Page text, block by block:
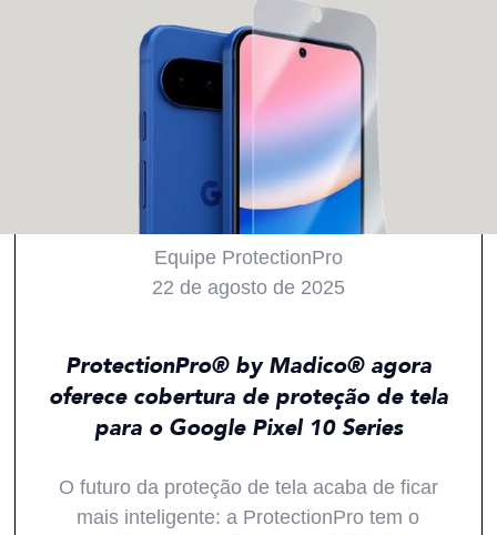
Equipe ProtectionPro
22 de agosto de 2025
ProtectionPro® by Madico® agora
oferece cobertura de proteção de tela
para o Google Pixel 10 Series
O futuro da proteção de tela acaba de ficar
mais inteligente: a ProtectionPro tem o